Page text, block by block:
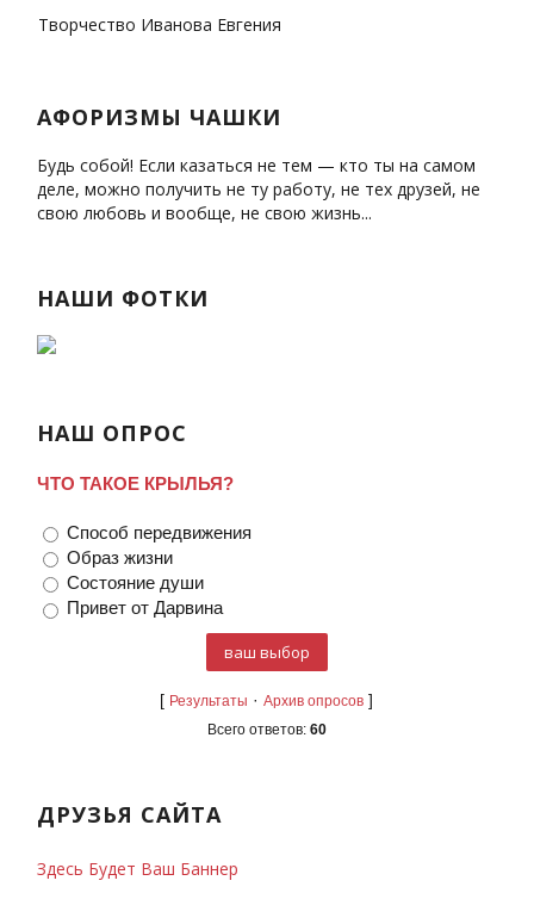
Творчество Иванова Евгения
АФОРИЗМЫ ЧАШКИ
Будь собой! Если казаться не тем — кто ты на самом
деле, можно получить не ту работу, не тех друзей, не
свою любовь и вообще, не свою жизнь...
НАШИ ФОТКИ
НАШ ОПРОС
ЧТО ТАКОЕ КРЫЛЬЯ?
Способ передвижения
Образ жизни
Состояние души
Привет от Дарвина
[ Результаты ·Архив опросов ]
Всего ответов: 60
ДРУЗЬЯ САЙТА
Здесь Будет Ваш Баннер